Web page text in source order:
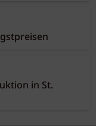
in St.